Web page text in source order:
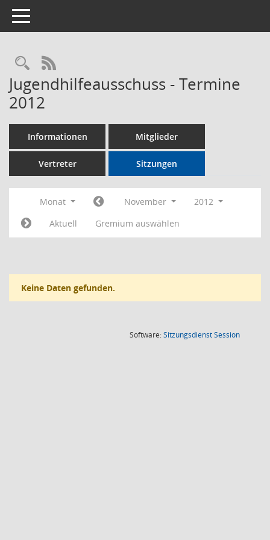
Toggle navigation
Rechercheauswahl
RSS-Feed
Jugendhilfeausschuss - Termine
2012
Informationen Mitglieder
Vertreter Sitzungen
Monat November
2012
Aktuell
Gremium auswählen
Keine Daten gefunden.
Software:SitzungsdienstSession(Wird in